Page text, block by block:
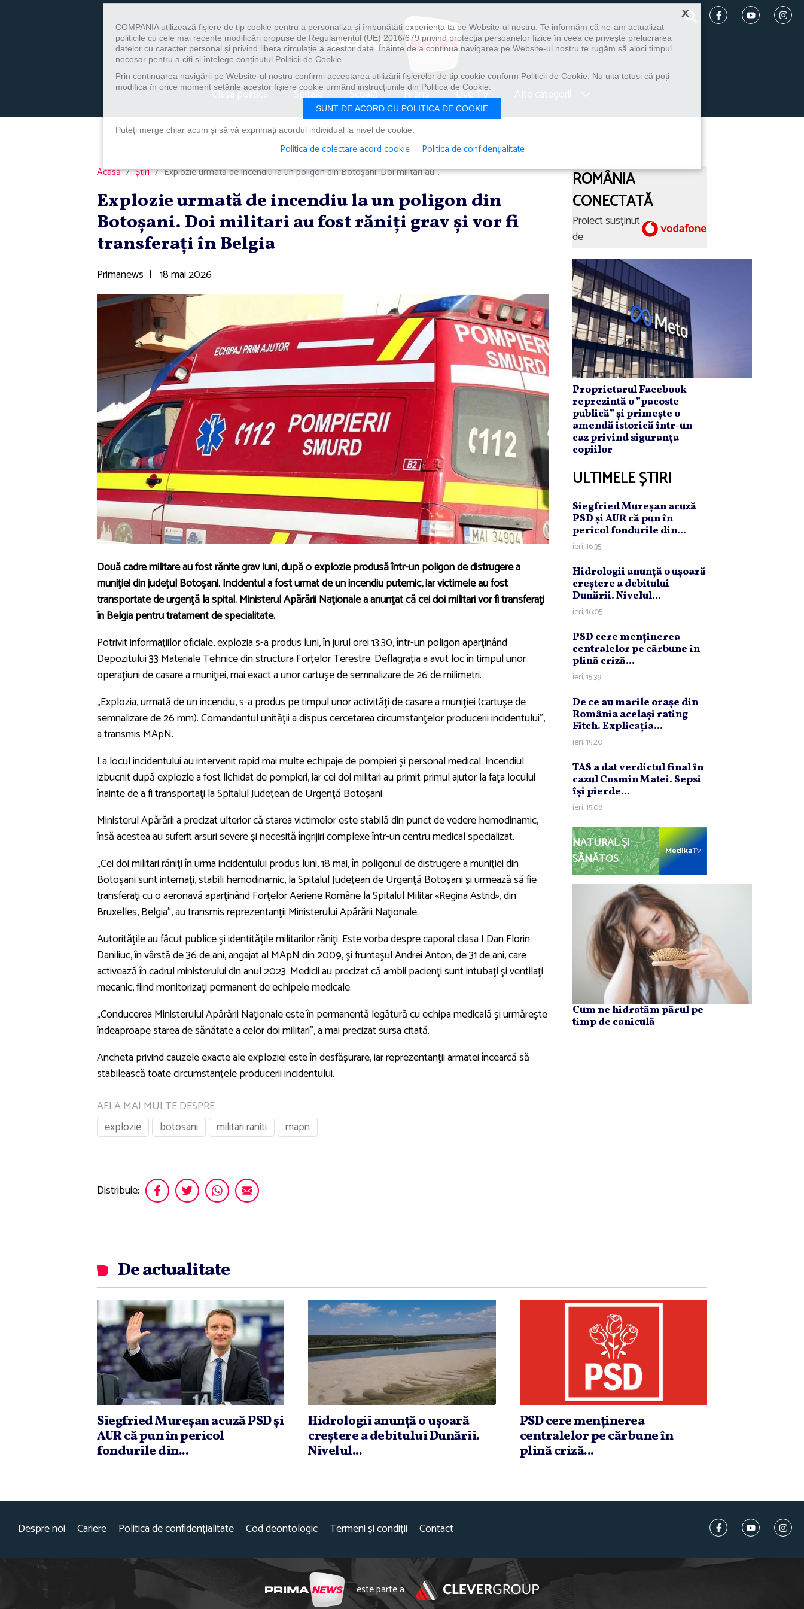
Clasa politica Spitale Școală Hrană Live TV
Acasă Știri Explozie urmată de incendiu la un poligon din Botoşani. Doi militari au...
Explozie urmată de incendiu la un poligon din
Botoşani. Doi militari au fost răniţi grav şi vor fi
transferaţi în Belgia
Primanews | 18 mai 2026
Două cadre militare au fost rănite grav luni, după o explozie produsă într-un poligon de distrugere a
muniţiei din judeţul Botoşani. Incidentul a fost urmat de un incendiu puternic, iar victimele au fost
transportate de urgenţă la spital. Ministerul Apărării Naţionale a anunţat că cei doi militari vor fi transferaţi
în Belgia pentru tratament de specialitate.
Potrivit informaţiilor oficiale, explozia s-a produs luni, în jurul orei 13:30, într-un poligon aparţinând
Depozitului 33 Materiale Tehnice din structura Forţelor Terestre. Deflagraţia a avut loc în timpul unor
operaţiuni de casare a muniţiei, mai exact a unor cartuşe de semnalizare de 26 de milimetri.
„Explozia, urmată de un incendiu, s-a produs pe timpul unor activităţi de casare a muniţiei (cartuşe de
semnalizare de 26 mm). Comandantul unităţii a dispus cercetarea circumstanţelor producerii incidentului”,
a transmis MApN.
La locul incidentului au intervenit rapid mai multe echipaje de pompieri şi personal medical. Incendiul
izbucnit după explozie a fost lichidat de pompieri, iar cei doi militari au primit primul ajutor la faţa locului
înainte de a fi transportaţi la Spitalul Judeţean de Urgenţă Botoşani.
Ministerul Apărării a precizat ulterior că starea victimelor este stabilă din punct de vedere hemodinamic,
însă acestea au suferit arsuri severe şi necesită îngrijiri complexe într-un centru medical specializat.
„Cei doi militari răniţi în urma incidentului produs luni, 18 mai, în poligonul de distrugere a muniţiei din
Botoşani sunt internaţi, stabili hemodinamic, la Spitalul Judeţean de Urgenţă Botoşani şi urmează să fie
transferaţi cu o aeronavă aparţinând Forţelor Aeriene Române la Spitalul Militar «Regina Astrid», din
Bruxelles, Belgia”, au transmis reprezentanţii Ministerului Apărării Naţionale.
Autorităţile au făcut publice şi identităţile militarilor răniţi. Este vorba despre caporal clasa I Dan Florin
Daniliuc, în vârstă de 36 de ani, angajat al MApN din 2009, şi fruntaşul Andrei Anton, de 31 de ani, care
activează în cadrul ministerului din anul 2023. Medicii au precizat că ambii pacienţi sunt intubaţi şi ventilaţi
mecanic, fiind monitorizaţi permanent de echipele medicale.
„Conducerea Ministerului Apărării Naţionale este în permanentă legătură cu echipa medicală şi urmăreşte
îndeaproape starea de sănătate a celor doi militari”, a mai precizat sursa citată.
Ancheta privind cauzele exacte ale exploziei este în desfăşurare, iar reprezentanţii armatei încearcă să
stabilească toate circumstanţele producerii incidentului.
AFLA MAI MULTE DESPRE
explozie
botosani militari raniti mapn
Distribuie:
ROMÂNIA
CONECTATĂ
Proiect susținut
de
Proprietarul Facebook
reprezintă o ”pacoste
publică” și primește o
amendă istorică într-un
caz privind siguranța
copiilor
ULTIMELE ȘTIRI
Siegfried Mureşan acuză
PSD şi AUR că pun în
pericol fondurile din...
ieri, 16:35
Hidrologii anunţă o uşoară
creştere a debitului
Dunării. Nivelul...
ieri, 16:05
PSD cere menţinerea
centralelor pe cărbune în
plină criză...
ieri, 15:39
De ce au marile oraşe din
România acelaşi rating
Fitch. Explicaţia...
ieri, 15:20
TAS a dat verdictul final în
cazul Cosmin Matei. Sepsi
îşi pierde...
ieri, 15:08
NATURAL ȘI
SĂNĂTOS
Cum ne hidratăm părul pe
timp de caniculă
De actualitate
Siegfried Mureşan acuză PSD şi
AUR că pun în pericol
fondurile din...
Hidrologii anunţă o uşoară
creştere a debitului Dunării.
Nivelul...
PSD cere menţinerea
centralelor pe cărbune în
plină criză...
Despre noi Cariere Politica de confidențialitate Cod deontologic Termeni și condiții Contact
este parte a
×
COMPANIA utilizează fişiere de tip cookie pentru a personaliza și îmbunătăți experiența ta pe Website-ul nostru. Te informăm că ne-am actualizat
politicile cu cele mai recente modificări propuse de Regulamentul (UE) 2016/679 privind protecția persoanelor fizice în ceea ce privește prelucrarea
datelor cu caracter personal și privind libera circulație a acestor date. Înainte de a continua navigarea pe Website-ul nostru te rugăm să aloci timpul
necesar pentru a citi și înțelege conținutul Politicii de Cookie.
Prin continuarea navigării pe Website-ul nostru confirmi acceptarea utilizării fişierelor de tip cookie conform Politicii de Cookie. Nu uita totuși că poți
modifica în orice moment setările acestor fişiere cookie urmând instrucțiunile din Politica de Cookie.
SUNT DE ACORD CU POLITICA DE COOKIE
Puteți merge chiar acum și să vă exprimați acordul individual la nivel de cookie:
Politica de colectare acord cookie Politica de confidențialitate